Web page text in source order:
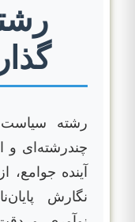
رشته
چندرشته‌ای و
آینده جوامع،
نگارش